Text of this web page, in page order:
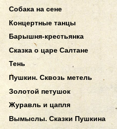
Собака на сене
Концертные танцы
Барышня-крестьянка
Сказка о царе Салтане
Тень
Пушкин. Сквозь метель
Золотой петушок
Журавль и цапля
Вымыслы. Сказки Пушкина